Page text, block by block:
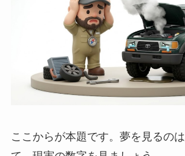
ここからが本題です。夢を見るの